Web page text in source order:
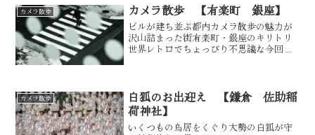
カメラ散歩 カメラ散歩 【有楽町 銀座】
ビルが建ち並ぶ都内カメラ散歩の魅力が
沢山詰まった街有楽町・銀座のキリトリ
世界レトロでちょっぴり不思議な今回の
カメラ散歩
白狐のお出迎え 【鎌倉 佐助稲
荷神社】
いくつもの鳥居をくぐり大勢の白狐が守